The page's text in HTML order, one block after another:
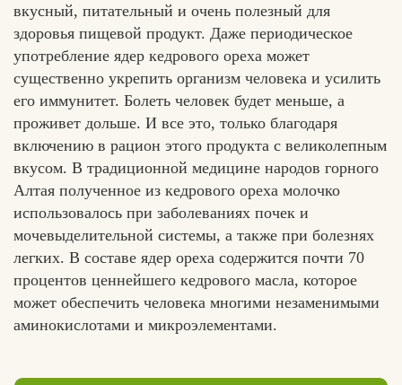
вкусный, питательный и очень полезный для
здоровья пищевой продукт. Даже периодическое
употребление ядер кедрового ореха может
существенно укрепить организм человека и усилить
его иммунитет. Болеть человек будет меньше, а
проживет дольше. И все это, только благодаря
включению в рацион этого продукта с великолепным
вкусом. В традиционной медицине народов горного
Алтая полученное из кедрового ореха молочко
использовалось при заболеваниях почек и
мочевыделительной системы, а также при болезнях
легких. В составе ядер ореха содержится почти 70
процентов ценнейшего кедрового масла, которое
может обеспечить человека многими незаменимыми
аминокислотами и микроэлементами.